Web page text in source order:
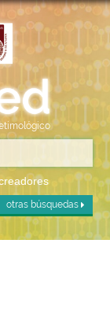
otras búsquedas